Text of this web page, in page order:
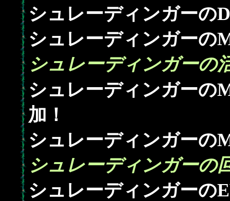
シュレーディンガーの
シュレーディンガーの
シュレーディンガーの
シュレーディンガーの
加！
シュレーディンガーの
シュレーディンガーの
シュレーディンガーの